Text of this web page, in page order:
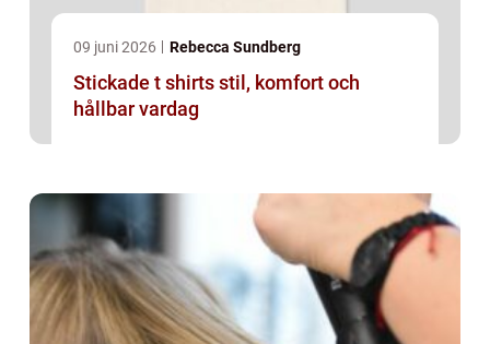
09 juni 2026 Rebecca Sundberg
Stickade t shirts stil, komfort och
hållbar vardag